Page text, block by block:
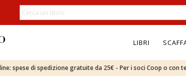
LIBRI
spese di spedizione gratuite da 25€ - Per i soci Coop o